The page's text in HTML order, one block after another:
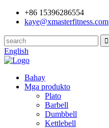
+86 15396286554
kaye@xmasterfitness.com
English
Bahay
Mga produkto
Plato
Barbell
Dumbbell
Kettlebell